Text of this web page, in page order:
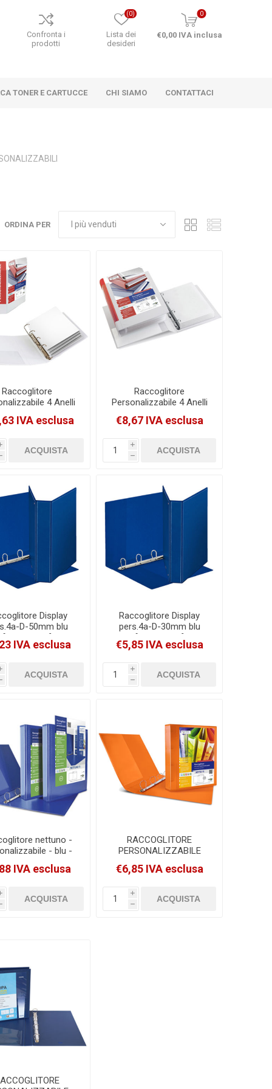
Confronta i
prodotti
Lista dei
desideri
(0) 0
€0,00 IVA inclusa
TONER E CARTUCCE CHI SIAMO CONTATTACI
ORDINA PER
Raccoglitore
4 Anelli
65Mm Sei Rota
Ti Bianco
[36654101]
IVA esclusa
Raccoglitore
Personalizzabile 4 Anelli
A D 40Mm Sei Rota
Stelvio Ti Bianco
[36404601]
€8,67 IVA esclusa
i
h
Display
D-50mm blu
[394754500]
IVA esclusa
Raccoglitore Display
pers.4a-D-30mm blu
[394756500]
€5,85 IVA esclusa
i
h
nettuno -
- blu -
- A4 - 4D - Sei
[36833047]
IVA esclusa
RACCOGLITORE
PERSONALIZZABILE
MYTO TI 30 A4 4D
ARANCIO SEI ROTA
€6,85 IVA esclusa
i
h